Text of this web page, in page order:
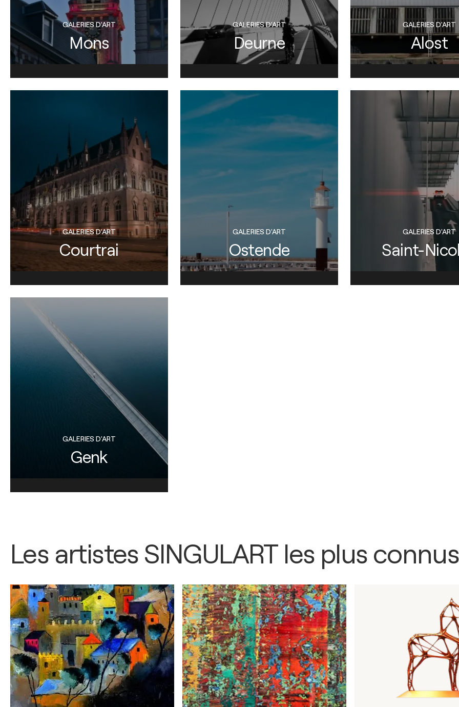
Mons
GALERIES D'ART
Deurne
GALERIES D'ART
Alost
GALERIES D'ART
Courtrai
GALERIES D'ART
Ostende
GALERIES D'ART
Saint-
GALERIES D'ART
Genk
GALERIES D'ART
Les artistes SINGULART les plus